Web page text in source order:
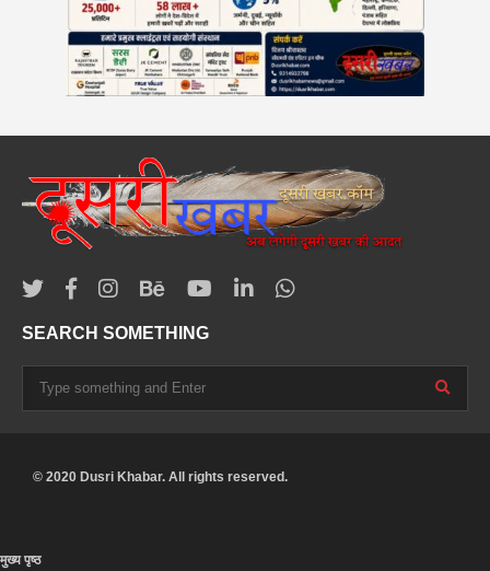
SEARCH SOMETHING
© 2020 Dusri Khabar. All rights reserved.
मुख्य पृष्ठ